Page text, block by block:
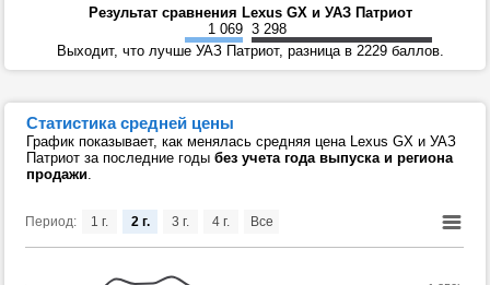
Результат сравнения Lexus GX и УАЗ Патриот
1 069 3 298
Выходит, что лучше УАЗ Патриот, разница в 2229 баллов.
Статистика средней цены
График показывает, как менялась средняя цена Lexus GX и УАЗ
Патриот за последние годы без учета года выпуска и региона
продажи.
Период: 1 г. 2 г. 3 г. 4 г. Все